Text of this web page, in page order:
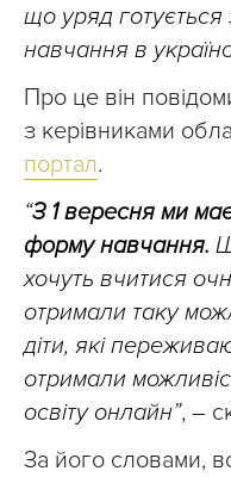
що уряд
навчання в
Про це він
з керівниками
портал.
“З 1 вересня ми
форму навчання.
хочуть вчитися
отримали таку
діти, які
отримали
освіту онлайн”, –
За його словами,